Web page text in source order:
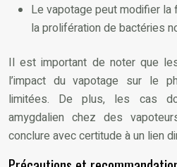
Le vapotage peut modifier
la prolifération de bactéries
Il est important de noter que
l’impact du vapotage sur le
limitées. De plus, les cas
amygdalien chez des
conclure avec certitude à un lien